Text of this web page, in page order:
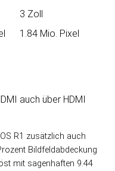
3 Zoll
1.84 Mio. Pixel
auch über HDMI
R1 zusätzlich auch
Bild­feld­ab­dec­kung
mit sagen­haften 9.44